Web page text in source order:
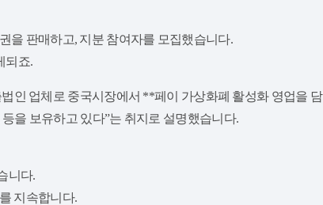
을 판매하고, 지분 참여자를 모집했습니다.
되죠.
인 업체로 중국시장에서 **페이 가상화폐 활성화 영업을
을 보유하고 있다”는 취지로 설명했습니다.
니다.
지속합니다.